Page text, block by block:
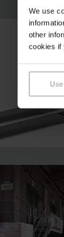
We use
other
cookies if